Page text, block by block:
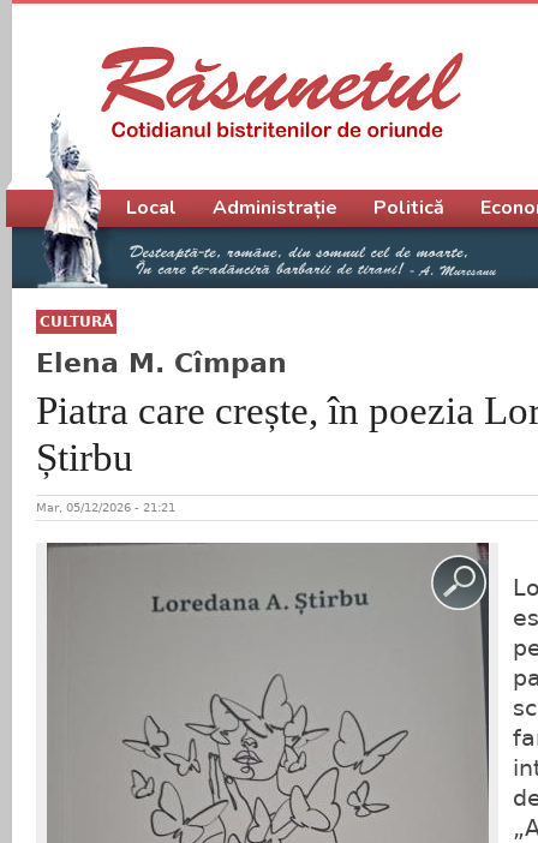
CULTURĂ
Elena M. Cîmpan
Piatra care crește, în poezia
Știrbu
Mar, 05/12/2026 - 21:21
Meniu principal
Local Administrație Politică